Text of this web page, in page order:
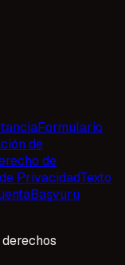
Formulario
de
de
PrivacidadTexto
Başvuru